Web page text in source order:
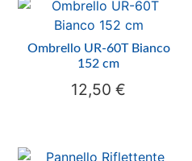
Ombrello UR-60T Bianco
152 cm
12,50€